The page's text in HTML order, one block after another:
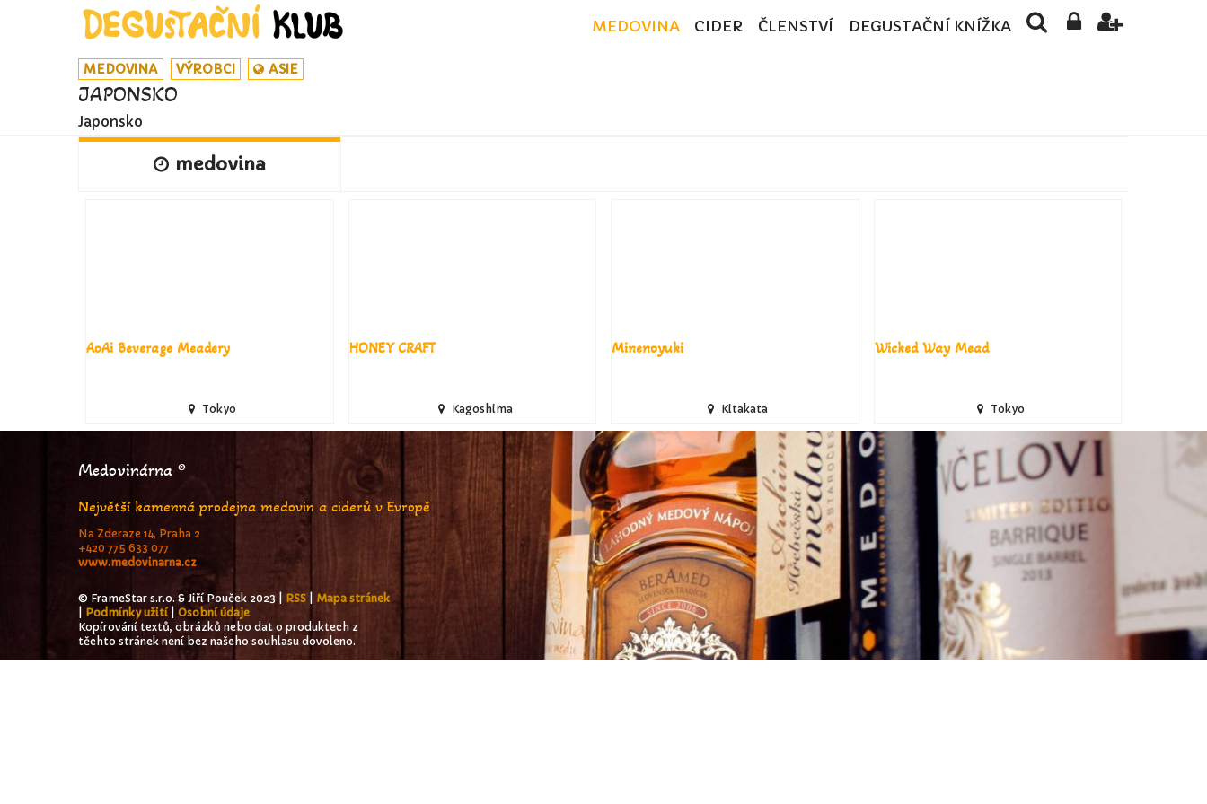
MEDOVINA CIDER ČLENSTVÍ DEGUSTAČNÍ KNÍŽKA
MEDOVINA VÝROBCI ASIE
JAPONSKO
Japonsko
medovina
AoAi Beverage Meadery
Tokyo
HONEY CRAFT
Kagoshima
Minenoyuki
Kitakata
Wicked Way Mead
Tokyo
Medovinárna ®
Největší kamenná prodejna medovin a ciderů v Evropě
Na Zderaze 14, Praha 2
+420 775 633 077
www.medovinarna.cz
© FrameStar s.r.o. & Jiří Pouček 2023 | RSS
Mapa stránek
Podmínky užití| Osobní údaje
Kopírování textů, obrázků nebo dat o produktech z
těchto stránek není bez našeho souhlasu dovoleno.